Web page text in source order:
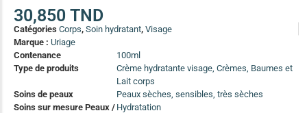
(13)
Soin anti-pelliculaire(12)
Soin pointes cassantes et fourchues
Soins Solaires Ciblés
Pour chaque type de peau, une solution
30,850 TND
Catégories Corps, Soin hydratant, Visage
Marque : Uriage
Contenance
100ml
Type de produits
Crème hydratante visage, Crèmes, Baumes et
Lait corps
Soins de peaux
Peaux sèches, sensibles, très sèches
Soins sur mesure Peaux / Hydratation